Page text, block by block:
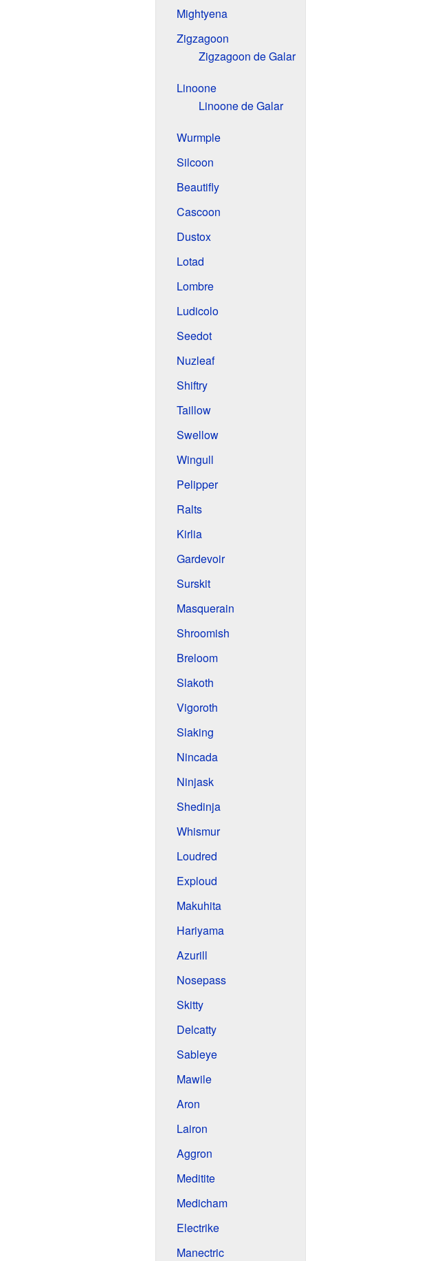
Mightyena
Zigzagoon
Zigzagoon de Galar
Linoone
Linoone de Galar
Wurmple
Silcoon
Beautifly
Cascoon
Dustox
Lotad
Lombre
Ludicolo
Seedot
Nuzleaf
Shiftry
Taillow
Swellow
Wingull
Pelipper
Ralts
Kirlia
Gardevoir
Surskit
Masquerain
Shroomish
Breloom
Slakoth
Vigoroth
Slaking
Nincada
Ninjask
Shedinja
Whismur
Loudred
Exploud
Makuhita
Hariyama
Azurill
Nosepass
Skitty
Delcatty
Sableye
Mawile
Aron
Lairon
Aggron
Meditite
Medicham
Electrike
Manectric